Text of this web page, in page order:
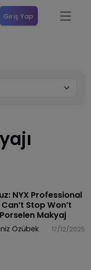
Giriş Yap
NYX Professional
Stop Won’t
Makyaj
Özübek 17/12/2025